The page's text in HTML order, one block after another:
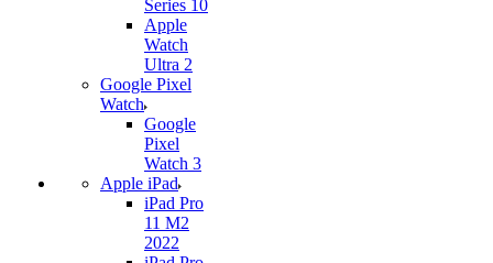
Series 10
Apple
Watch
Ultra 2
Google Pixel
Watch
Google
Pixel
Watch 3
Apple iPad
iPad Pro
11 M2
2022